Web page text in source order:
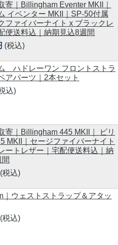
寄｜Billingham Eventer MKII｜
イベンター MKII｜SP-50付属
ファイバーナイト x ブラックレ
便送料込｜納期見込8週間
(税込)
ハドレーワン フロントストラ
アパーツ｜2本セット
込)
寄｜Billingham 445 MKII｜ ビリ
MKII｜セージファイバーナイト
ートレザー｜宅配便送料込｜納
(税込)
｜ウェストストラップ＆アタッ
(税込)